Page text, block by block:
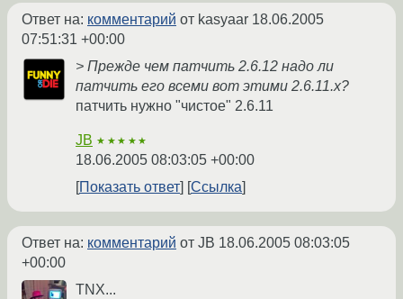
Ответ на: комментарий от kasyaar 18.06.2005
07:51:31 +00:00
> Прежде чем патчить 2.6.12 надо ли
патчить его всеми вот этими 2.6.11.х?
патчить нужно "чистое" 2.6.11
JB ★★★★★
18.06.2005 08:03:05 +00:00
Показать ответ
Ссылка
Ответ на: комментарий от JB 18.06.2005 08:03:05
+00:00
TNX...